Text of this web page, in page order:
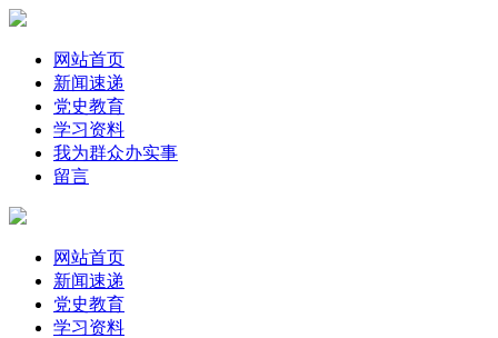
网站首页
新闻速递
党史教育
学习资料
我为群众办实事
留言
网站首页
新闻速递
党史教育
学习资料